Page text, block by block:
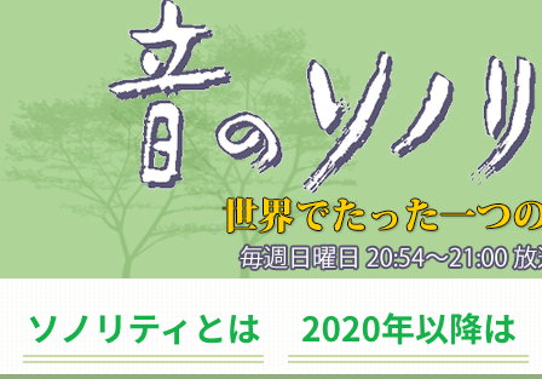
ソノリティとは